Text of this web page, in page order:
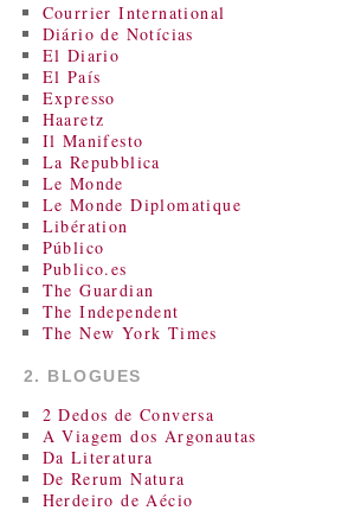
Courrier International
Diário de Notícias
El Diario
El País
Expresso
Haaretz
Il Manifesto
La Repubblica
Le Monde
Le Monde Diplomatique
Libération
Público
Publico.es
The Guardian
The Independent
The New York Times
2. BLOGUES
2 Dedos de Conversa
A Viagem dos Argonautas
Da Literatura
De Rerum Natura
Herdeiro de Aécio